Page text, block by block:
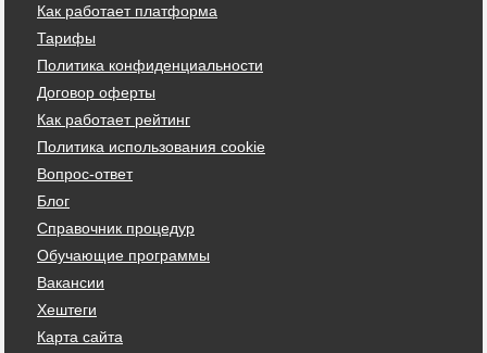
Как работает платформа
Тарифы
Политика конфиденциальности
Договор оферты
Как работает рейтинг
Политика использования cookie
Вопрос-ответ
Блог
Справочник процедур
Обучающие программы
Вакансии
Хештеги
Карта сайта